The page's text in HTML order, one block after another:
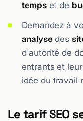
temps et de
Demandez à
analyse des
d'autorité de
entrants et
idée du travail
Le tarif SEO